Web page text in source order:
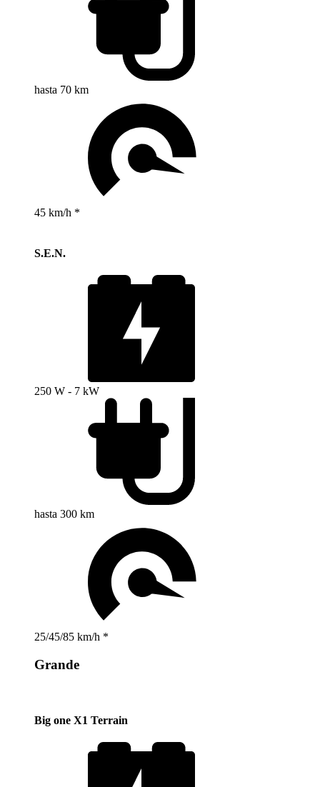
hasta 70 km
45 km/h *
S.E.N.
250 W - 7 kW
hasta 300 km
25/45/85 km/h *
Grande
Big one X1 Terrain